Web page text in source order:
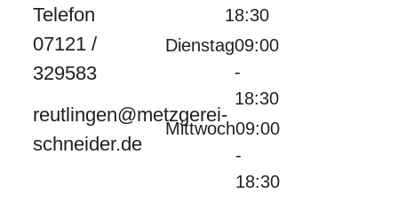
Telefon
07121 /
329583
reutlingen@metzgerei-
schneider.de
18:30
Dienstag09:00
-
18:30
Mittwoch09:00
-
18:30